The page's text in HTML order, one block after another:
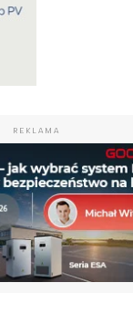
REKLAMA